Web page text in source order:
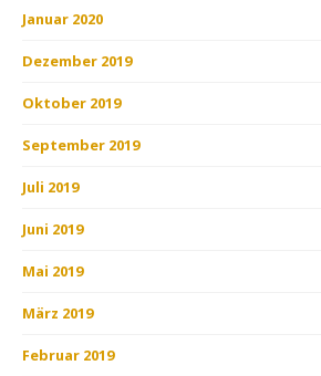
Januar 2020
Dezember 2019
Oktober 2019
September 2019
Juli 2019
Juni 2019
Mai 2019
März 2019
Februar 2019